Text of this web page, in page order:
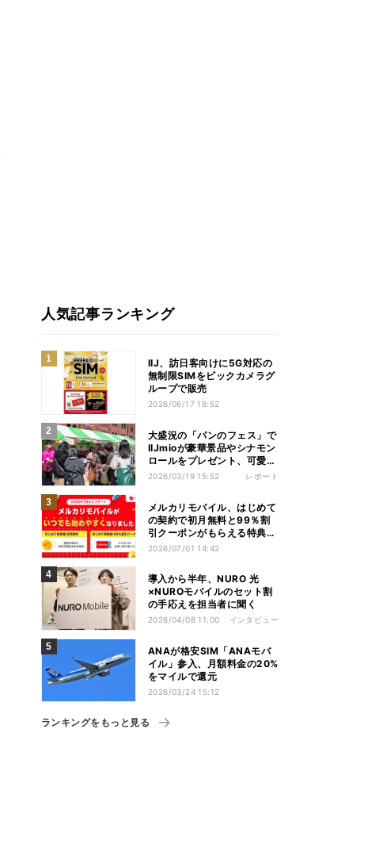
人気記事ランキング
IIJ、訪日客向けに5G対応の
無制限SIMをビックカメラグ
ループで販売
2026/06/17 18:52
大盛況の「パンのフェス」で
IIJmioが豪華景品やシナモン
ロールをプレゼント、可愛い
嘘のカワウソも駆けつける
2026/03/19 15:52 レポート
メルカリモバイル、はじめて
の契約で初月無料と99％割
引クーポンがもらえる特典開
始
2026/07/01 14:42
導入から半年、NURO 光
×NUROモバイルのセット割
の手応えを担当者に聞く
2026/04/08 11:00 インタビュー
ANAが格安SIM「ANAモバ
イル」参入、月額料金の20%
をマイルで還元
2026/03/24 15:12
ランキングをもっと見る